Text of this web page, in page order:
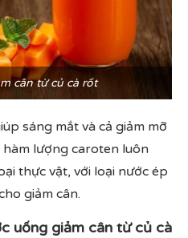
cân từ củ cà rốt
sáng mắt và cả giảm mỡ
lượng caroten luôn
thực vật, với loại nước ép
giảm cân.
uống giảm cân từ củ cà